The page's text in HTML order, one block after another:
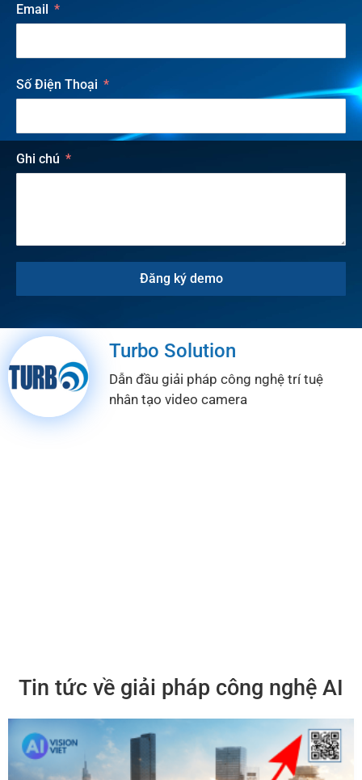
Email
Số Điện Thoại
Ghi chú
Đăng ký demo
Turbo Solution
Dẫn đầu giải pháp công nghệ trí tuệ
nhân tạo video camera
Tin tức về giải pháp công nghệ AI